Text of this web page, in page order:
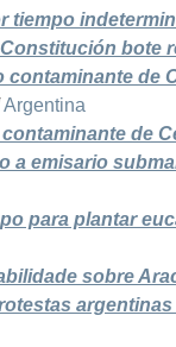
tiempo
bote
contaminante de
Argentina
de
a emisario
para plantar
sobre